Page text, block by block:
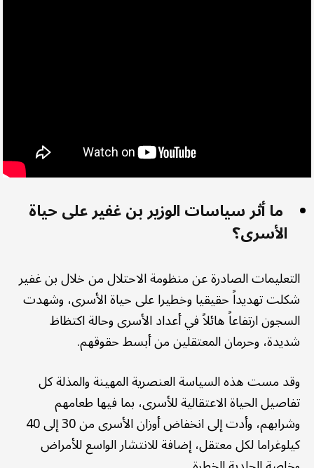
ما أثر سياسات الوزير بن غفير على حياة
الأسرى؟
التعليمات الصادرة عن منظومة الاحتلال من خلال بن غفير
شكلت تهديداً حقيقيا وخطيرا على حياة الأسرى، وشهدت
السجون ارتفاعاً هائلاً في أعداد الأسرى وحالة اكتظاظ
شديدة، وحرمان المعتقلين من أبسط حقوقهم.
وقد مست هذه السياسة العنصرية المهينة والمذلة كل
تفاصيل الحياة الاعتقالية للأسرى، بما فيها طعامهم
وشرابهم، وأدت إلى انخفاض أوزان الأسرى من 30 إلى 40
كيلوغراما لكل معتقل، إضافة للانتشار الواسع للأمراض